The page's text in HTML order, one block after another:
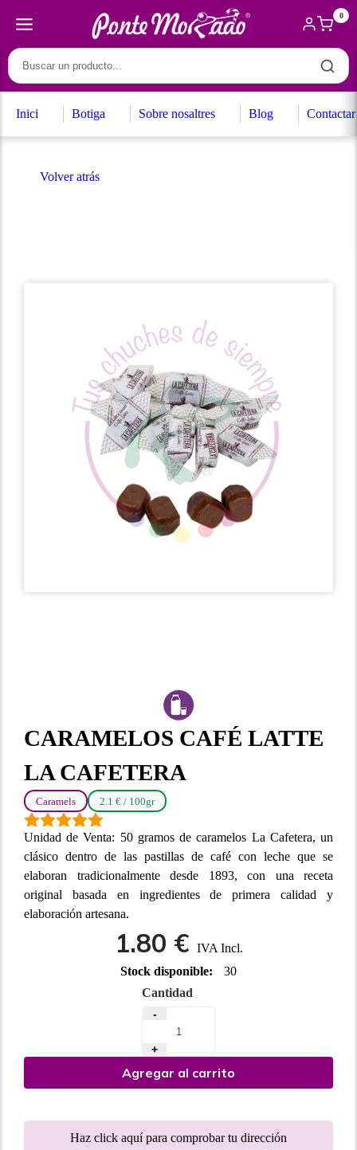
0
Inici Botiga Sobre nosaltres Blog Contactar
Volver atrás
CARAMELOS CAFÉ LATTE
LA CAFETERA
Caramels 2.1 € / 100gr
Unidad de Venta: 50 gramos de caramelos La Cafetera, un
clásico dentro de las pastillas de café con leche que se
elaboran tradicionalmente desde 1893, con una receta
original basada en ingredientes de primera calidad y
elaboración artesana.
1.80 € IVA Incl.
Stock disponible:
30
Cantidad
-
+
Agregar al carrito
Haz click aquí para comprobar tu dirección